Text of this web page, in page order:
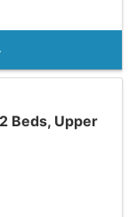
Beds, Upper